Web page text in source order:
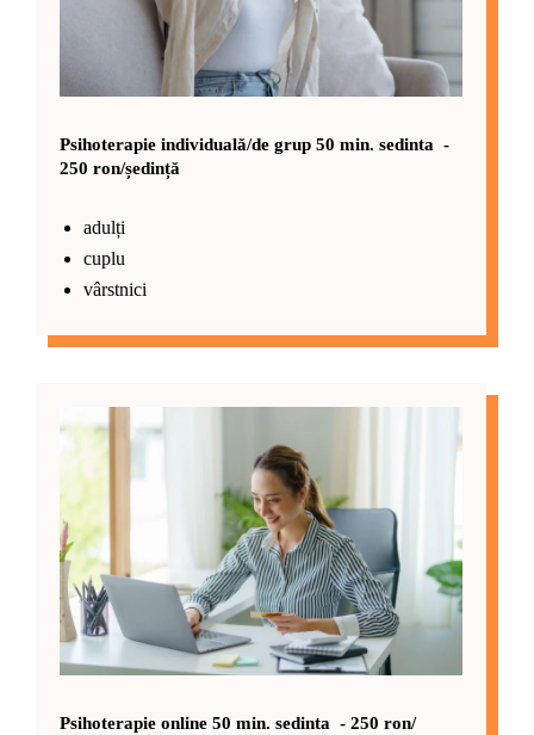
Psihoterapie individuală/de grup 50 min. sedinta -
250 ron/ședință
adulți
cuplu
vârstnici
Psihoterapie online 50 min. sedinta - 250 ron/